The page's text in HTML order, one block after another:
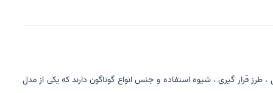
قرار گیری ، شیوه استفاده و جنس انواع گوناگون دارند که یکی از مدل